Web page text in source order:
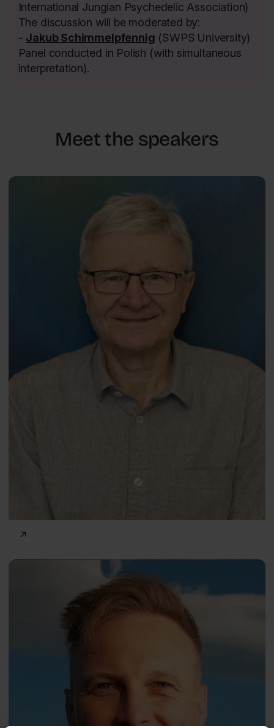
International Jungian Psychedelic Association)
The discussion will be moderated by:
- Jakub Schimmelpfennig (SWPS University)
Panel conducted in Polish (with simultaneous
interpretation).
Meet the speakers
Body and mind
Andrzej
Andrzej Pilc
Body and mind
Fiann